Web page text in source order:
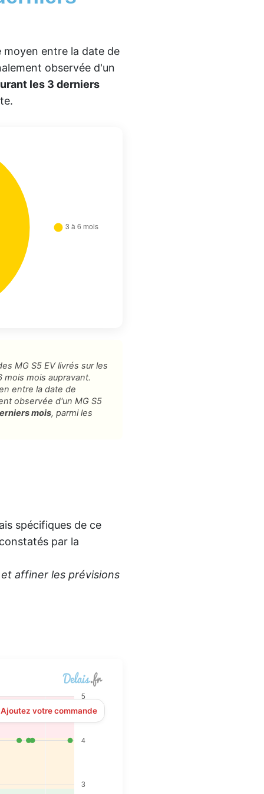
entre la date de
observée d'un
les 3 derniers
MG S5 EV livrés sur les
mois aupravant.
entre la date de
observée d'un MG S5
mois, parmi les
spécifiques de ce
par la
affiner les prévisions
Ajoutez votre commande
3
4
5